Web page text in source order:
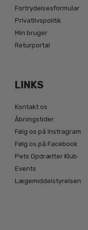
Fortrydelsesformular
Privatlivspolitik
Min bruger
Returportal
LINKS
Kontakt os
Åbningstider
Følg os på Instragram
Følg os på Facebook
Pets Opdrætter Klub
Events
Lægemiddelstyrelsen